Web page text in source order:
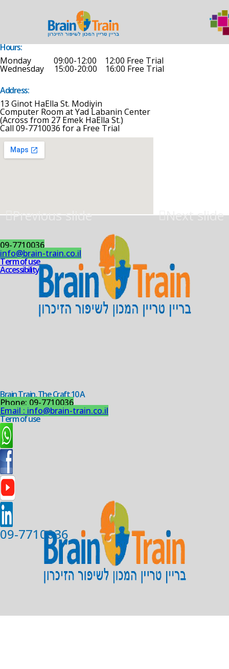
לֵב:
בְּאֲתָר
זֶה
מֻפְעֶלֶת
מַעֲרֶכֶת
Hours:
Monday 09:00-12:00 12:00 Free Trial
Wednesday 15:00-20:00 16:00 Free Trial
Address:
13 Ginot HaElla St. Modiyin
Computer Room at Yad Labanin Center
(Across from 27 Emek HaElla St.)
Call 09-7710036 for a Free Trial
Previous slide Next slide
09-7710036
info@brain-train.co.il
Term of use
Accessibility
Brain Train, The Craft 10 A
Phone: 09-7710036
Email : info@brain-train.co.il
Term of use
09-7710036